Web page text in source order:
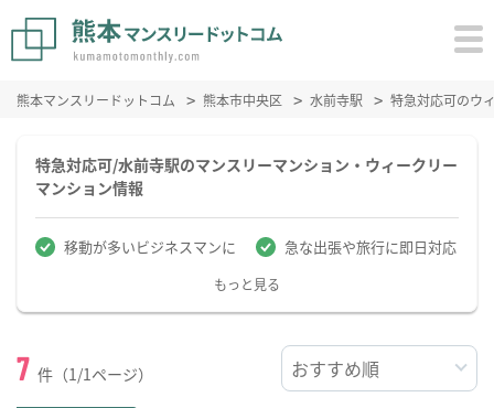
熊本マンスリードットコム 熊本市中央区 水前寺駅 特急対応可のウ
特急対応可/水前寺駅のマンスリーマンション・ウィークリー
マンション情報
移動が多いビジネスマンに 急な出張や旅行に即日対応
もっと見る
7 件（1/1ページ）